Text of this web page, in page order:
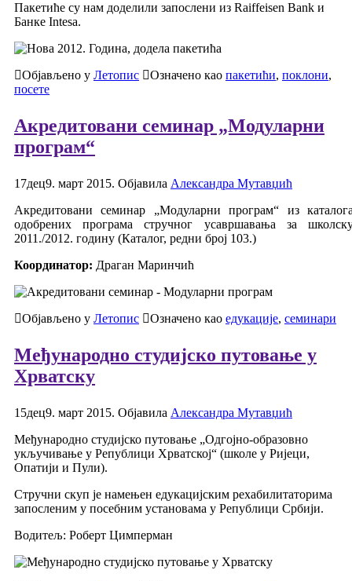
Пакетиће су нам доделили запослени из Raiffeisen Bank и
Банке Intesa.
Објављено у Летопис Означено као пакетићи, поклони,
посете
Акредитовани семинар „Модуларни
програм“
17дец9. март 2015. Објавила Александра Мутавџић
Акредитовани семинар „Модуларни програм“ из
одобрених програма стручног усавршавања за
2011./2012. годину (Каталог, редни број 103.)
Координатор: Драган Маринчић
Објављено у Летопис Означено као едукације, семинари
Међународно студијско путовање у
Хрватску
15дец9. март 2015. Објавила Александра Мутавџић
Међународно студијско путовање „Одгојно-образовно
укључивање у Републици Хрватској“ (школе у Ријеци,
Опатији и Пули).
Стручни скуп је намењен едукацијским рехабилитаторима
запосленим у посебним установама у Републици Србији.
Водитељ: Роберт Цимперман